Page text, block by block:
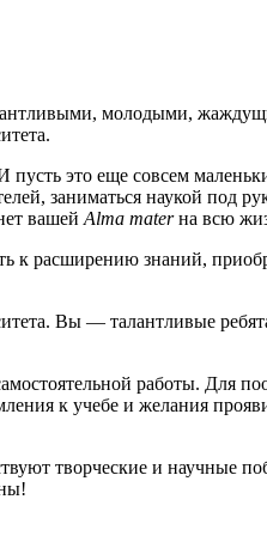
молодыми,
это еще совсем
заниматься наукой под
вашей Alma materна всю
к расширению знаний,
Вы — талантливые
работы. Для
к учебе и желания
творческие и научные